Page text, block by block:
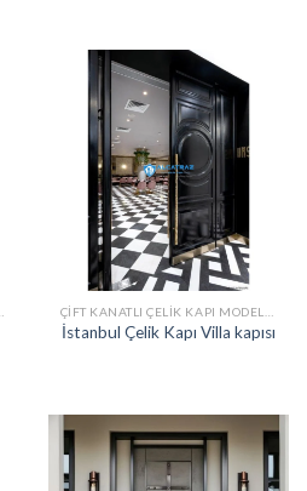
İstanbul Çelik Kapı Villa kapısı